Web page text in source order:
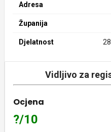
Adresa
Županija
Djelatnost
Vidljivo za
Ocjena
?/10